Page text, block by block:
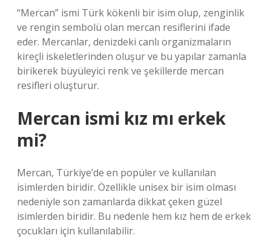
“Mercan” ismi Türk kökenli bir isim olup, zenginlik
ve rengin sembolü olan mercan resiflerini ifade
eder. Mercanlar, denizdeki canlı organizmaların
kireçli iskeletlerinden oluşur ve bu yapılar zamanla
birikerek büyüleyici renk ve şekillerde mercan
resifleri oluşturur.
Mercan ismi kız mı erkek
mi?
Mercan, Türkiye’de en popüler ve kullanılan
isimlerden biridir. Özellikle unisex bir isim olması
nedeniyle son zamanlarda dikkat çeken güzel
isimlerden biridir. Bu nedenle hem kız hem de erkek
çocukları için kullanılabilir.